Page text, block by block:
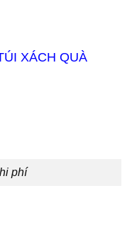
XÁCH QUÀ
phí